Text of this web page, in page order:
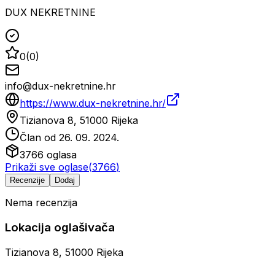
DUX NEKRETNINE
0(0)
info@dux-nekretnine.hr
https://www.dux-nekretnine.hr/
Tizianova 8, 51000 Rijeka
Član od 26. 09. 2024.
3766 oglasa
Prikaži sve oglase(3766)
Recenzije Dodaj
Nema recenzija
Lokacija oglašivača
Tizianova 8, 51000 Rijeka